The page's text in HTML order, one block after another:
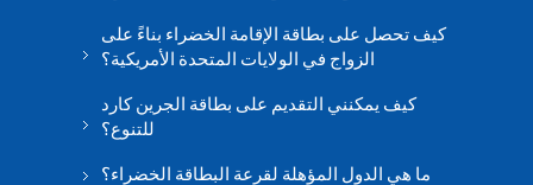
كيف تحصل على بطاقة الإقامة الخضراء بناءً على
الزواج في الولايات المتحدة الأمريكية؟
كيف يمكنني التقديم على بطاقة الجرين كارد
للتنوع؟
ما هي الدول المؤهلة لقرعة البطاقة الخضراء؟